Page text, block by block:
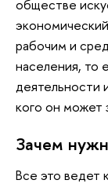
обществе
рабочим и
населения, то
деятельности
кого он может
Зачем
Все это ведет